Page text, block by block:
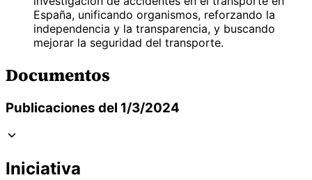
España, unificando organismos, reforzando la
independencia y la transparencia, y buscando
mejorar la seguridad del transporte.
Documentos
Publicaciones del 1/3/2024
Iniciativa